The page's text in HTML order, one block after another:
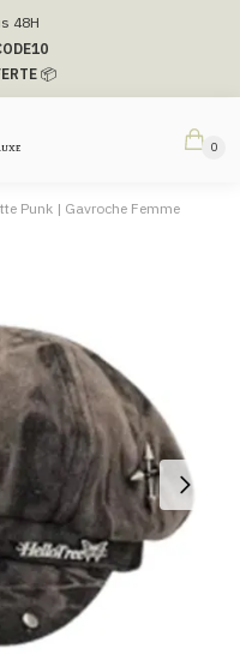
48H
📦
0
Punk | Gavroche Femme